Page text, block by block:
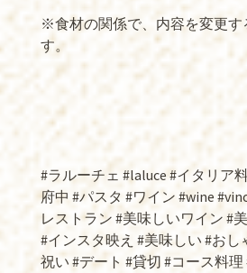
※食材の関係で、内容を変更す
す。
#ラルーチェ #laluce #イタリア
府中 #パスタ #ワイン #wine
レストラン #美味しいワイン #
#インスタ映え #美味しい #おし
祝い #デート #貸切 #コース料